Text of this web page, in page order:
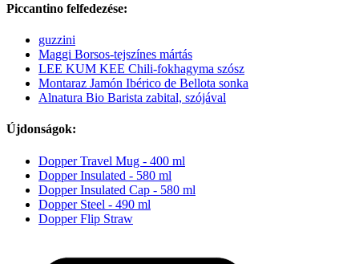
Piccantino felfedezése:
guzzini
Maggi Borsos-tejszínes mártás
LEE KUM KEE Chili-fokhagyma szósz
Montaraz Jamón Ibérico de Bellota sonka
Alnatura Bio Barista zabital, szójával
Újdonságok:
Dopper Travel Mug - 400 ml
Dopper Insulated - 580 ml
Dopper Insulated Cap - 580 ml
Dopper Steel - 490 ml
Dopper Flip Straw